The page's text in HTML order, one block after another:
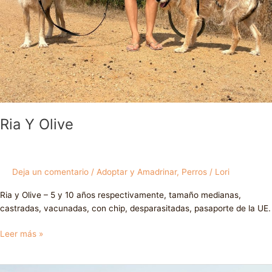
Ria Y Olive
Deja un comentario / Adoptar y Amadrinar, Perros / Lori
Ria y Olive – 5 y 10 años respectivamente, tamaño medianas,
castradas, vacunadas, con chip, desparasitadas, pasaporte de la UE.
Leer más »